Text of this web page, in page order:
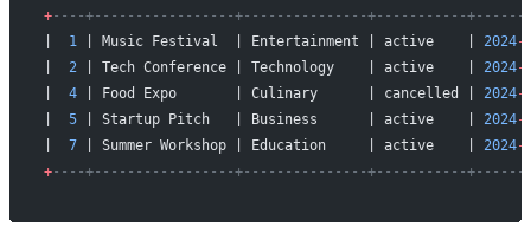
+----+-----------------+---------------+-----------
1 | Music Festival  | Entertainment | active    | 2024-
2 | Tech Conference | Technology    | active    | 2024-
4 | Food Expo       | Culinary      | cancelled | 2024-
5 | Startup Pitch   | Business      | active    | 2024-
7 | Summer Workshop | Education     | active    | 2024-
+----+-----------------+---------------+-----------